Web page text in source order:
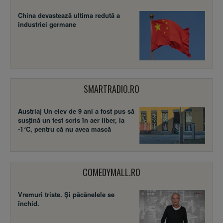
China devastează ultima redută a
industriei germane
SMARTRADIO.RO
Austria| Un elev de 9 ani a fost pus să
susţină un test scris în aer liber, la
-1°C, pentru că nu avea mască
COMEDYMALL.RO
Vremuri triste. Şi păcănelele se
închid.